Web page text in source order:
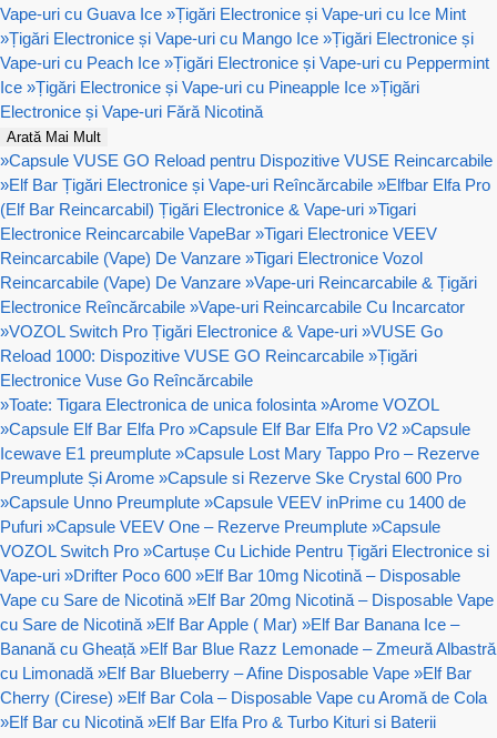
Vape-uri cu Guava Ice »Țigări Electronice și Vape-uri cu Ice Mint
»Țigări Electronice și Vape-uri cu Mango Ice »Țigări Electronice și
Vape-uri cu Peach Ice »Țigări Electronice și Vape-uri cu Peppermint
Ice »Țigări Electronice și Vape-uri cu Pineapple Ice »Țigări
Electronice și Vape-uri Fără Nicotină
Arată Mai Mult
»Capsule VUSE GO Reload pentru Dispozitive VUSE Reincarcabile
»Elf Bar Țigări Electronice și Vape-uri Reîncărcabile »Elfbar Elfa Pro
(Elf Bar Reincarcabil) Țigări Electronice & Vape-uri »Tigari
Electronice Reincarcabile VapeBar »Tigari Electronice VEEV
Reincarcabile (Vape) De Vanzare »Tigari Electronice Vozol
Reincarcabile (Vape) De Vanzare »Vape-uri Reincarcabile & Țigări
Electronice Reîncărcabile »Vape-uri Reincarcabile Cu Incarcator
»VOZOL Switch Pro Țigări Electronice & Vape-uri »VUSE Go
Reload 1000: Dispozitive VUSE GO Reincarcabile »Țigări
Electronice Vuse Go Reîncărcabile
»Toate: Tigara Electronica de unica folosinta »Arome VOZOL
»Capsule Elf Bar Elfa Pro »Capsule Elf Bar Elfa Pro V2 »Capsule
Icewave E1 preumplute »Capsule Lost Mary Tappo Pro – Rezerve
Preumplute Și Arome »Capsule si Rezerve Ske Crystal 600 Pro
»Capsule Unno Preumplute »Capsule VEEV inPrime cu 1400 de
Pufuri »Capsule VEEV One – Rezerve Preumplute »Capsule
VOZOL Switch Pro »Cartușe Cu Lichide Pentru Țigări Electronice si
Vape-uri »Drifter Poco 600 »Elf Bar 10mg Nicotină – Disposable
Vape cu Sare de Nicotină »Elf Bar 20mg Nicotină – Disposable Vape
cu Sare de Nicotină »Elf Bar Apple ( Mar) »Elf Bar Banana Ice –
Banană cu Gheață »Elf Bar Blue Razz Lemonade – Zmeură Albastră
cu Limonadă »Elf Bar Blueberry – Afine Disposable Vape »Elf Bar
Cherry (Cirese) »Elf Bar Cola – Disposable Vape cu Aromă de Cola
»Elf Bar cu Nicotină »Elf Bar Elfa Pro & Turbo Kituri si Baterii